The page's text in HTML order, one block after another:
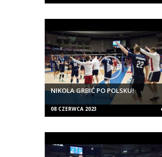
NIKOLA GRBIĆ PO POLSKU!
08 CZERWCA 2023